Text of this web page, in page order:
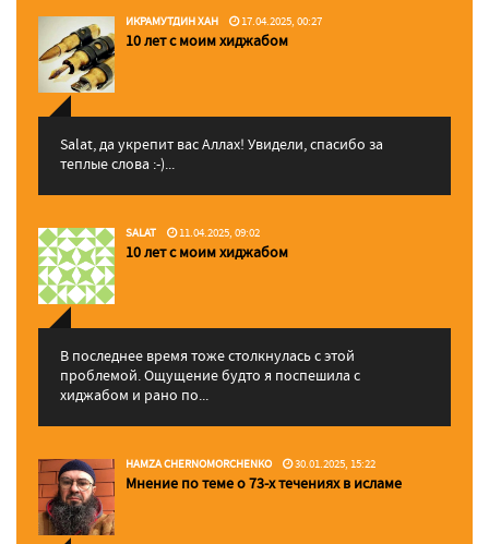
ИКРАМУТДИН ХАН 17.04.2025, 00:27
10 лет с моим хиджабом
Salat, да укрепит вас Аллаx! Увидели, спасибо за
теплые слова :-)...
SALAT 11.04.2025, 09:02
10 лет с моим хиджабом
В последнее время тоже столкнулась с этой
проблемой. Ощущение будто я поспешила с
хиджабом и рано по...
HAMZA CHERNOMORCHENKO 30.01.2025, 15:22
Мнение по теме о 73-х течениях в исламе